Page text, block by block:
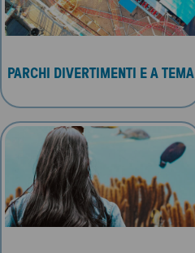
PARCHI DIVERTIMENTI E A TEMA